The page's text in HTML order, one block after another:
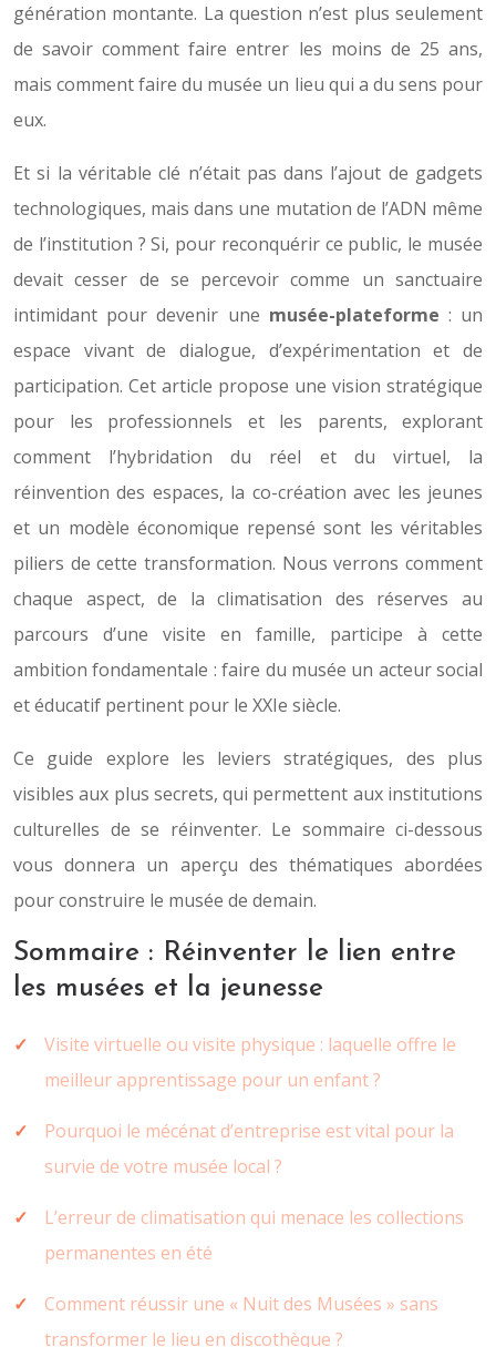
génération montante. La question n’est plus seulement
de savoir comment faire entrer les moins de 25 ans,
mais comment faire du musée un lieu qui a du sens pour
eux.
Et si la véritable clé n’était pas dans l’ajout de gadgets
technologiques, mais dans une mutation de l’ADN même
de l’institution ? Si, pour reconquérir ce public, le musée
devait cesser de se percevoir comme un sanctuaire
intimidant pour devenir une musée-plateforme : un
espace vivant de dialogue, d’expérimentation et de
participation. Cet article propose une vision stratégique
pour les professionnels et les parents, explorant
comment l’hybridation du réel et du virtuel, la
réinvention des espaces, la co-création avec les jeunes
et un modèle économique repensé sont les véritables
piliers de cette transformation. Nous verrons comment
chaque aspect, de la climatisation des réserves au
parcours d’une visite en famille, participe à cette
ambition fondamentale : faire du musée un acteur social
et éducatif pertinent pour le XXIe siècle.
Ce guide explore les leviers stratégiques, des plus
visibles aux plus secrets, qui permettent aux institutions
culturelles de se réinventer. Le sommaire ci-dessous
vous donnera un aperçu des thématiques abordées
pour construire le musée de demain.
Sommaire : Réinventer le lien entre
les musées et la jeunesse
Visite virtuelle ou visite physique : laquelle offre le
meilleur apprentissage pour un enfant ?
Pourquoi le mécénat d’entreprise est vital pour la
survie de votre musée local ?
L’erreur de climatisation qui menace les collections
permanentes en été
Comment réussir une « Nuit des Musées » sans
transformer le lieu en discothèque ?